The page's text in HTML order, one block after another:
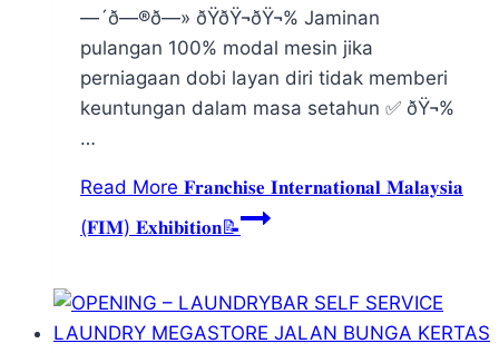
—´ð—®ð—» ðŸ­ðŸ¬ðŸ¬%​ Jaminan
pulangan 100% modal mesin jika
perniagaan dobi layan diri tidak memberi
keuntungan dalam masa setahun​ ✅ ðŸ¬%
…
Read More 𝐅𝐫𝐚𝐧𝐜𝐡𝐢𝐬𝐞 𝐈𝐧𝐭𝐞𝐫𝐧𝐚𝐭𝐢𝐨𝐧𝐚𝐥 𝐌𝐚𝐥𝐚𝐲𝐬𝐢𝐚
(𝐅𝐈𝐌) 𝐄𝐱𝐡𝐢𝐛𝐢𝐭𝐢𝐨𝐧📝